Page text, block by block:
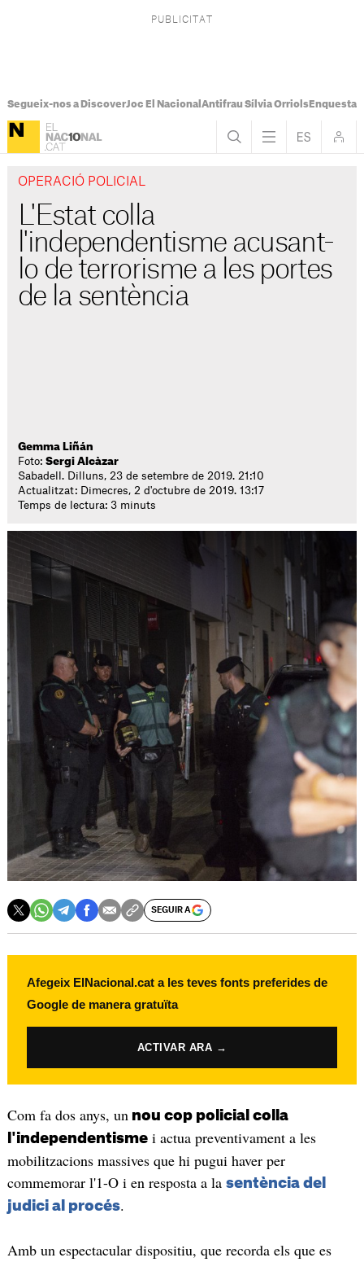
Segueix-nos a DiscoverJoc El Nacional Antifrau Sílvia OrriolsEnquesta
OPERACIÓ POLICIAL
L'Estat colla
l'independentisme acusant-
lo de terrorisme a les portes
de la sentència
Gemma Liñán
Foto:Sergi Alcàzar
Sabadell. Dilluns, 23 de setembre de 2019. 21:10
Actualitzat: Dimecres, 2 d'octubre de 2019. 13:17
Temps de lectura: 3 minuts
SEGUIR A
Afegeix ElNacional.cat a les teves fonts preferides de
Google de manera gratuïta
ACTIVAR ARA →
Com fa dos anys, un nou cop policial colla
l'independentismei actua preventivament a les
mobilitzacions massives que hi pugui haver per
commemorar l'1-O i en resposta a la sentència del
judici al procés.
Amb un espectacular dispositiu, que recorda els que es